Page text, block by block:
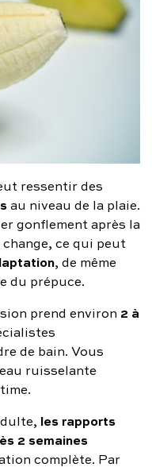
ressentir des
au niveau de la plaie.
gonflement après la
ce qui peut
, de même
du prépuce.
prend environ 2 à
de bain. Vous
ruisselante
les rapports
2 semaines
complète. Par